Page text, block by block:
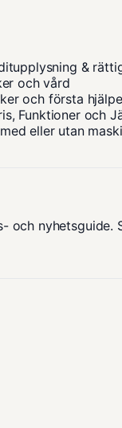
&
och vård
och första
Funktioner och
eller utan
och